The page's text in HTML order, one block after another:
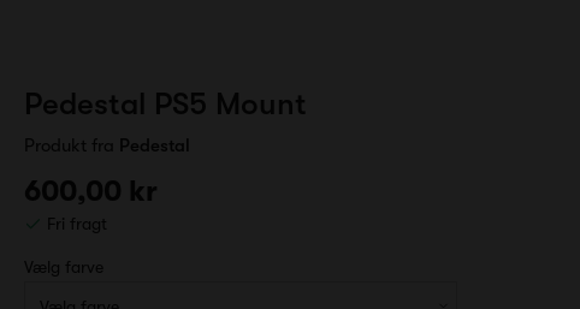
Pedestal PS5 Mount
Produkt fra Pedestal
600,00 kr
Fri fragt
Vælg farve